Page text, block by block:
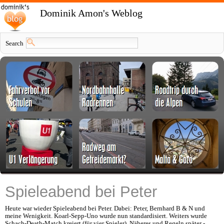
Dominik Amon's Weblog
Search
Spieleabend bei Peter
Heute war wieder Spieleabend bei Peter. Dabei: Peter, Bernhard B & N und
meine Wenigkeit. Koarl-Sepp-Uno wurde nun standardisiert. Weiters wurde